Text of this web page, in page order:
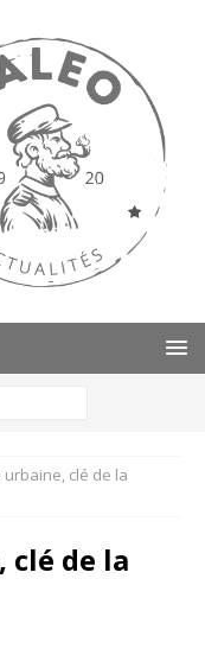
urbaine, clé de la
clé de la